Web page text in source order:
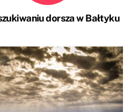
dorsza w Bałtyku